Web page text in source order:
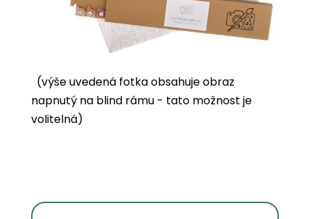
(výše uvedená fotka obsahuje obraz
napnutý na blind rámu - tato možnost je
volitelná)